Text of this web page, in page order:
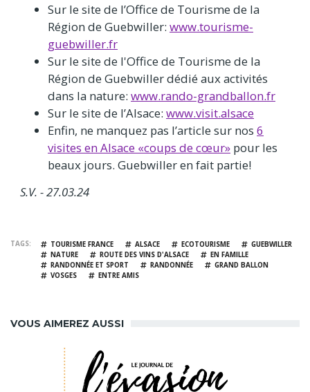
Sur le site de l’Office de Tourisme de la
Région de Guebwiller: www.tourisme-
guebwiller.fr
Sur le site de l'Office de Tourisme de la
Région de Guebwiller dédié aux activités
dans la nature: www.rando-grandballon.fr
Sur le site de l’Alsace: www.visit.alsace
Enfin, ne manquez pas l’article sur nos 6
visites en Alsace «coups de cœur» pour les
beaux jours. Guebwiller en fait partie!
S.V. - 27.03.24
TAGS TOURISME FRANCE ALSACE ECOTOURISME
GUEBWILLER
NATURE
ROUTE DES VINS D'ALSACE
EN FAMILLE
RANDONNÉE ET SPORT
RANDONNÉE
GRAND BALLON
VOSGES
ENTRE AMIS
VOUS AIMEREZ AUSSI